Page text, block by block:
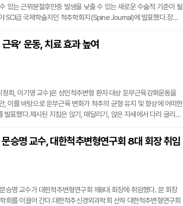
있는 근위분절후만증 발생을 낮출 수 있는 새로운 수술적 기준이 될
SCI급 국제학술지인 척추학회지(Spine Journal)에 발표했다.장분
결과 환자의 자세와 무관하게 ‘유합척추골반각’은 방사선학적으
증 발생률과 밀접한 관계가 있음을 확인했다. 유합척추골반각의 감
육’ 운동, 치료 효과 높여
희, 이기영 교수)은 성인척추변형 환자 대상 둔부근육강화운동을
, 이를 바탕으로 둔부근육 변화가 척추의 균형 유지 및 향상에 어떠한
발표했다.제시된 지침은 앉기, 매달리기, 앉은 자세에서 다리 굴리기
들고 서기 ▲걸으며 무릎 높이 들기 ▲벽 마주보고 스쿼트를 진행
척추변형 수술을 받은 환자 중 보행에 어려움을 느끼거나 이동성이
승명 교수, 대한척추변형연구회 8대 회장 취임
승명 교수가 대한척추변형연구회 제8대 회장에 취임했다. 문 회장
회를 이끌어 간다.대한척추신경외과학회 산하 대한척추변형연구회